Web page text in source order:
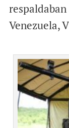
k
Venezuela,